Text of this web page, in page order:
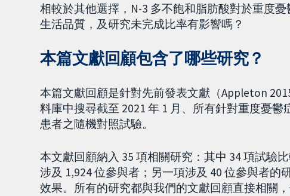
相較於其他選擇，N-3 多不飽和脂肪酸對於重度
生活品質，及研究未完成比率有影響嗎？
本篇文獻回顧包含了哪些研究？
本篇文獻回顧是針對先前發表文獻（Appleton
料庫中搜尋截至 2021 年 1 月、所有針對重度憂
患者之隨機對照試驗。
本文獻回顧納入 35 項相關研究：其中 34 項試驗
涉及 1,924 位參與者；另一項涉及 40 位參與者的
效果。所有的研究都與我們的文獻回顧直接相關